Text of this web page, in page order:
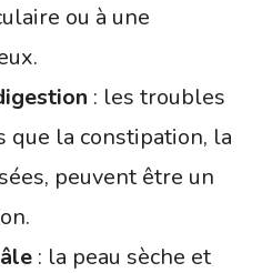
ou à une
: les troubles
que la constipation, la
peuvent être un
: la peau sèche et